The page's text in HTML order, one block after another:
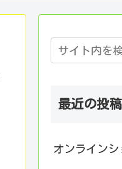
最近の投稿
オンライン